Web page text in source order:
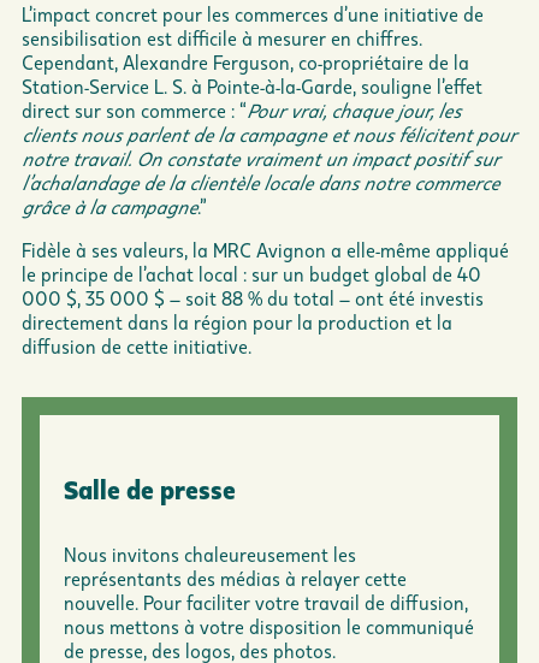
L’impact concret pour les commerces d’une initiative de
sensibilisation est difficile à mesurer en chiffres.
Cependant, Alexandre Ferguson, co-propriétaire de la
Station-Service L. S. à Pointe-à-la-Garde, souligne l’effet
direct sur son commerce : “Pour vrai, chaque jour, les
clients nous parlent de la campagne et nous félicitent pour
notre travail. On constate vraiment un impact positif sur
l’achalandage de la clientèle locale dans notre commerce
grâce à la campagne.”
Fidèle à ses valeurs, la MRC Avignon a elle-même appliqué
le principe de l’achat local : sur un budget global de 40
000 $, 35 000 $ – soit 88 % du total – ont été investis
directement dans la région pour la production et la
diffusion de cette initiative.
Salle de presse
Nous invitons chaleureusement les
représentants des médias à relayer cette
nouvelle. Pour faciliter votre travail de diffusion,
nous mettons à votre disposition le communiqué
de presse, des logos, des photos.